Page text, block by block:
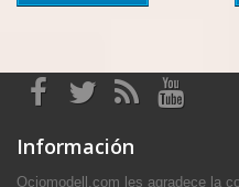
Información
Ociomodell.com les agradece la